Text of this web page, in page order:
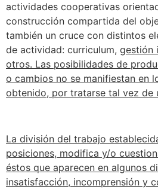
actividades cooperativas
construcción compartida del
también un cruce con distintos
de actividad: curriculum, gestión
otros. Las posibilidades de
o cambios no se manifiestan en
obtenido, por tratarse tal vez de
La división del trabajo
posiciones, modifica y/o
éstos que aparecen en algunos
insatisfacción, incomprensión y